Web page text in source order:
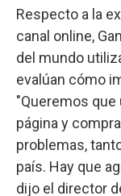
Respecto a la
canal online,
del mundo
evalúan cómo
"Queremos que
página y
problemas,
país. Hay que
dijo el director